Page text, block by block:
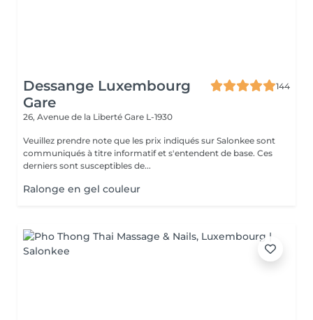
Dessange Luxembourg
Gare
144
26, Avenue de la Liberté Gare L-1930
Veuillez prendre note que les prix indiqués sur Salonkee sont
communiqués à titre informatif et s'entendent de base. Ces
derniers sont susceptibles de...
Ralonge en gel couleur